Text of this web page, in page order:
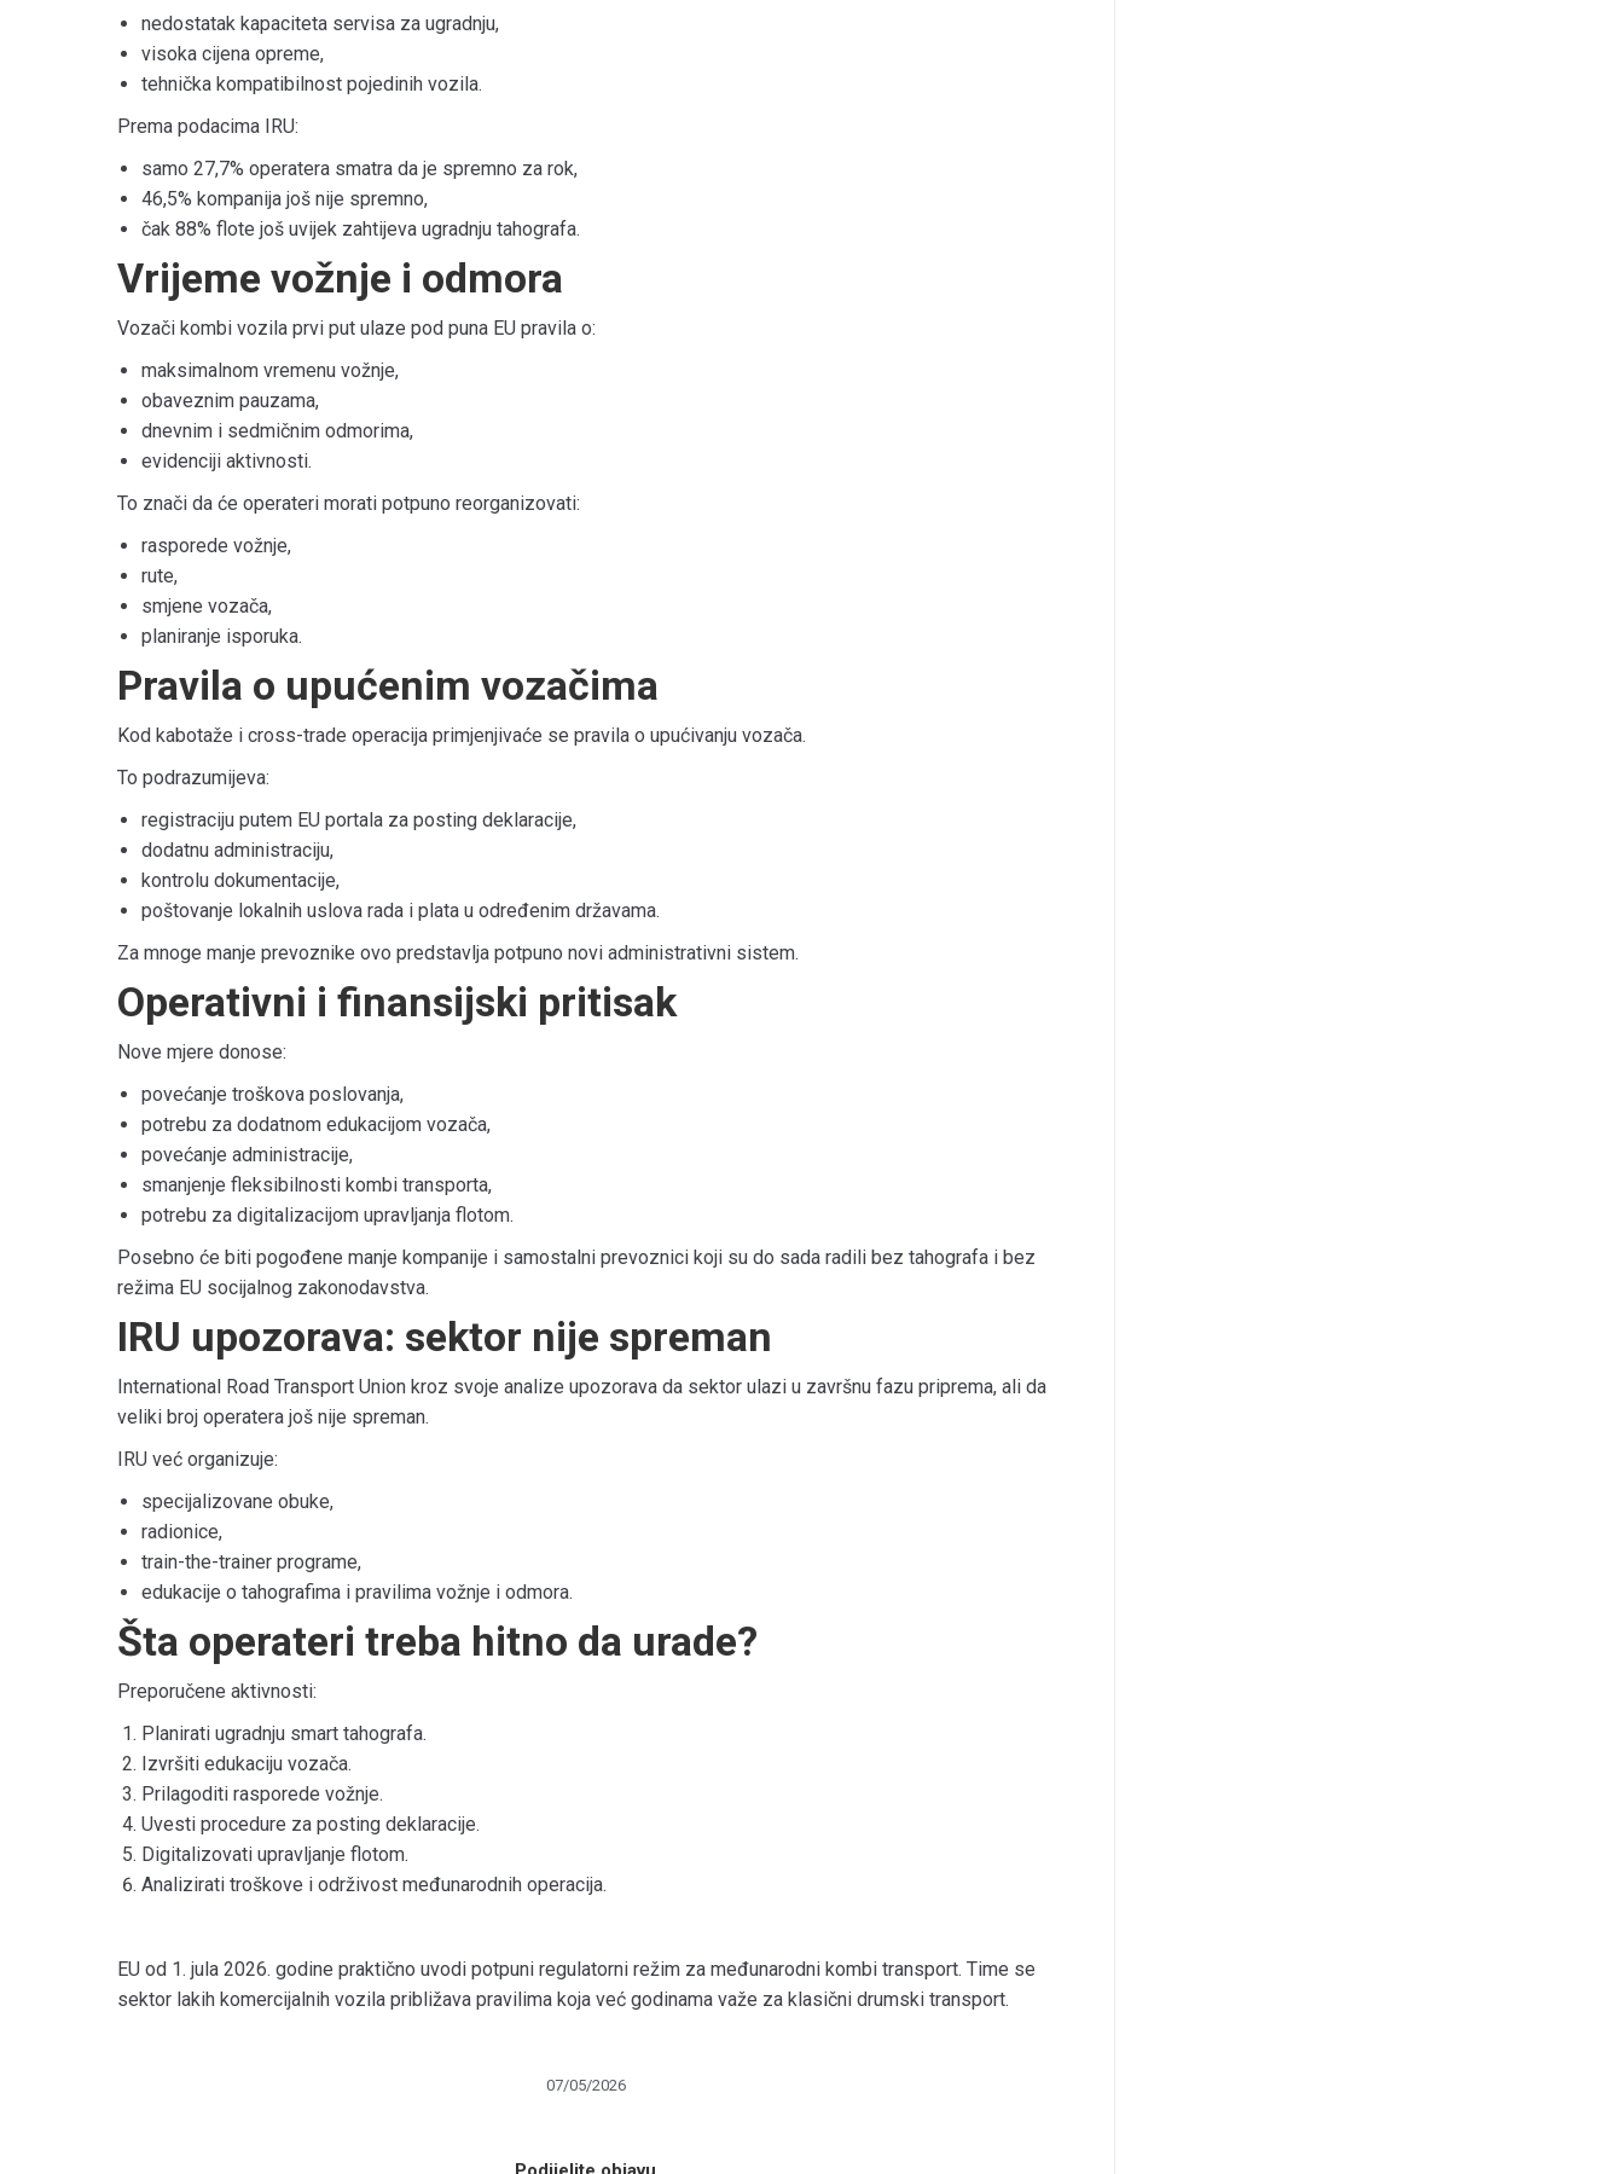
nedostatak kapaciteta servisa za ugradnju,
visoka cijena opreme,
tehnička kompatibilnost pojedinih vozila.
Prema podacima IRU:
samo 27,7% operatera smatra da je spremno za rok,
46,5% kompanija još nije spremno,
čak 88% flote još uvijek zahtijeva ugradnju tahografa.
Vrijeme vožnje i odmora
Vozači kombi vozila prvi put ulaze pod puna EU pravila o:
maksimalnom vremenu vožnje,
obaveznim pauzama,
dnevnim i sedmičnim odmorima,
evidenciji aktivnosti.
To znači da će operateri morati potpuno reorganizovati:
rasporede vožnje,
rute,
smjene vozača,
planiranje isporuka.
Pravila o upućenim vozačima
Kod kabotaže i cross-trade operacija primjenjivaće se pravila o upućivanju vozača.
To podrazumijeva:
registraciju putem EU portala za posting deklaracije,
dodatnu administraciju,
kontrolu dokumentacije,
poštovanje lokalnih uslova rada i plata u određenim državama.
Za mnoge manje prevoznike ovo predstavlja potpuno novi administrativni sistem.
Operativni i finansijski pritisak
Nove mjere donose:
povećanje troškova poslovanja,
potrebu za dodatnom edukacijom vozača,
povećanje administracije,
smanjenje fleksibilnosti kombi transporta,
potrebu za digitalizacijom upravljanja flotom.
Posebno će biti pogođene manje kompanije i samostalni prevoznici koji su do sada radili bez tahografa i bez
režima EU socijalnog zakonodavstva.
IRU upozorava: sektor nije spreman
International Road Transport Union kroz svoje analize upozorava da sektor ulazi u završnu fazu priprema, ali da
veliki broj operatera još nije spreman.
IRU već organizuje:
specijalizovane obuke,
radionice,
train-the-trainer programe,
edukacije o tahografima i pravilima vožnje i odmora.
Šta operateri treba hitno da urade?
Preporučene aktivnosti:
Planirati ugradnju smart tahografa.
Izvršiti edukaciju vozača.
Prilagoditi rasporede vožnje.
Uvesti procedure za posting deklaracije.
Digitalizovati upravljanje flotom.
Analizirati troškove i održivost međunarodnih operacija.
EU od 1. jula 2026. godine praktično uvodi potpuni regulatorni režim za međunarodni kombi transport. Time se
sektor lakih komercijalnih vozila približava pravilima koja već godinama važe za klasični drumski transport.
07/05/2026